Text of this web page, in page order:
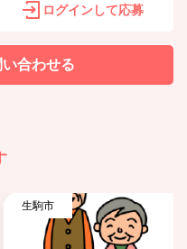
ログインして応募
合わせる
生駒市